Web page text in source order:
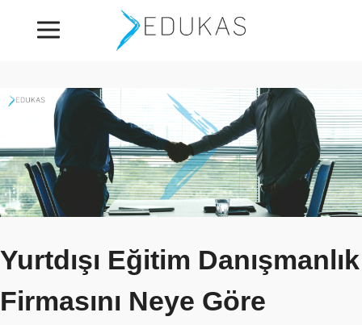
Yurtdışı Eğitim Danışmanlık
Firmasını Neye Göre